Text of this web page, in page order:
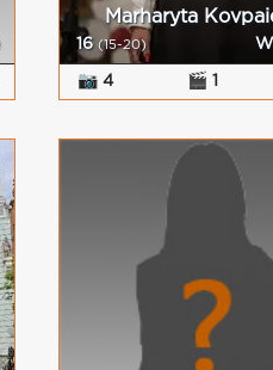
Marharyta
16(15-20)
📷 4 🎬 1